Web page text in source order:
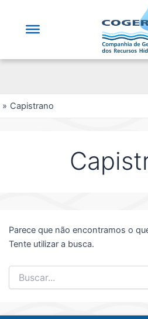
Capistrano
Parece que não encontramos o
Tente utilizar a busca.
Pesquisar
por: